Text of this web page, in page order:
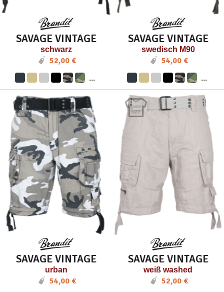
SAVAGE VINTAGE
schwarz
52,00 €
...
SAVAGE VINTAGE
swedisch M90
54,00 €
...
SAVAGE VINTAGE
urban
54,00 €
SAVAGE VINTAGE
weiß washed
52,00 €